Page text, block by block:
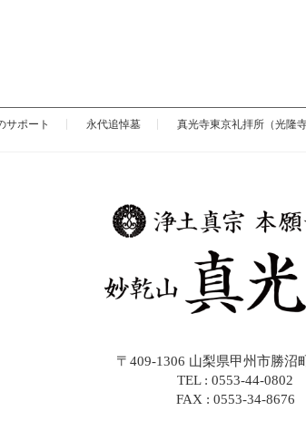
サポート 永代追悼墓 真光寺東京礼拝所（光隆
〒409-1306 山梨県甲州市勝沼
TEL : 0553-44-0802
FAX : 0553-34-8676